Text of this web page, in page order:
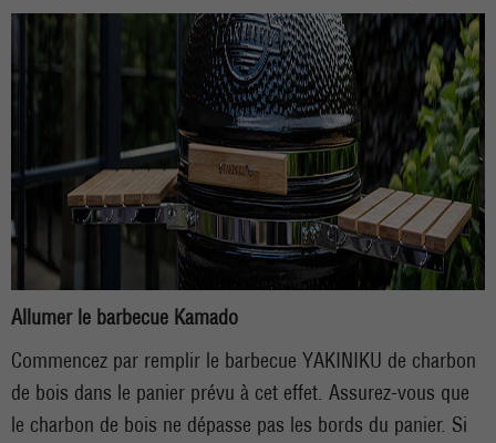
Allumer le barbecue Kamado
Commencez par remplir le barbecue YAKINIKU de charbon
de bois dans le panier prévu à cet effet. Assurez-vous que
le charbon de bois ne dépasse pas les bords du panier. Si